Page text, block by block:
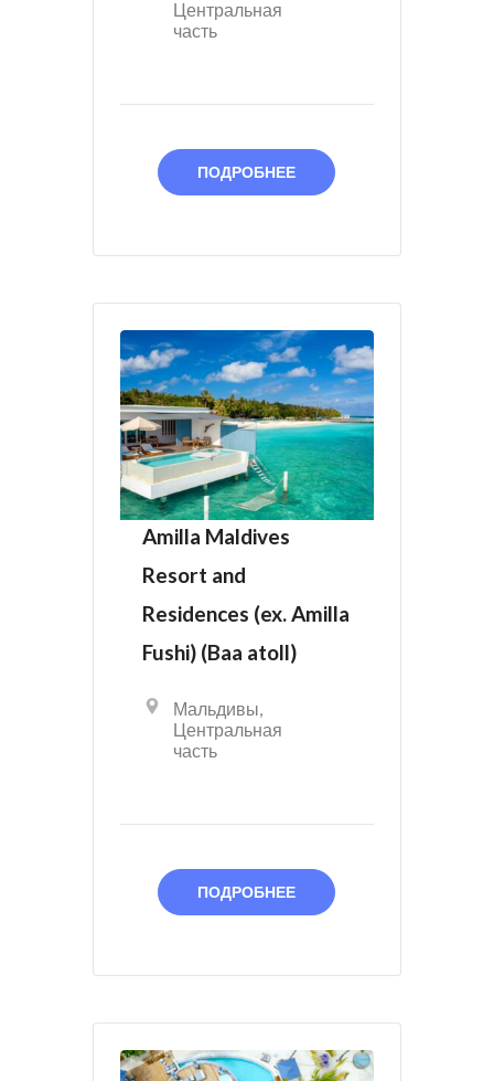
Центральная
часть
ПОДРОБНЕЕ
Amilla Maldives
Resort and
Residences (ex. Amilla
Fushi) (Baa atoll)
Мальдивы,
Центральная
часть
ПОДРОБНЕЕ